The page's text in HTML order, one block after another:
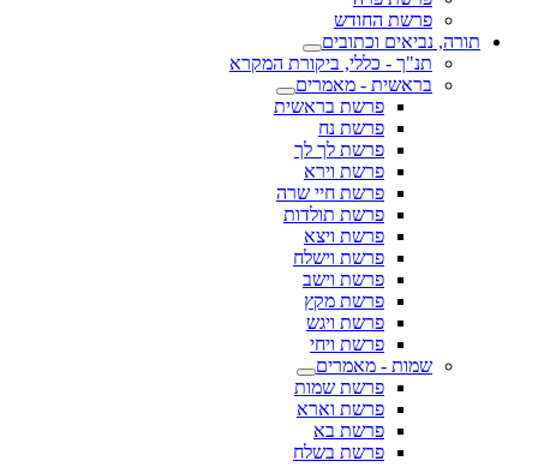
פרשת החודש
תורה, נביאים וכתובים
תנ"ך - כללי, ביקורת המקרא
בראשית - מאמרים
פרשת בראשית
פרשת נח
פרשת לך לך
פרשת וירא
פרשת חיי שרה
פרשת תולדות
פרשת ויצא
פרשת וישלח
פרשת וישב
פרשת מקץ
פרשת ויגש
פרשת ויחי
שמות - מאמרים
פרשת שמות
פרשת וארא
פרשת בא
פרשת בשלח